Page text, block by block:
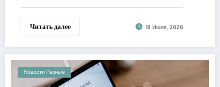
Читать далее 18 Июля, 2026
Новости Разные